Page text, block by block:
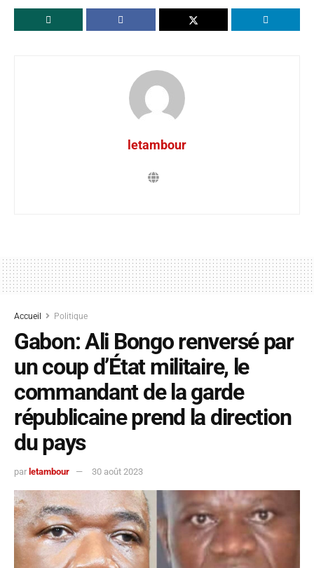
letambour
Accueil Politique
Gabon: Ali Bongo renversé par
un coup d’État militaire, le
commandant de la garde
républicaine prend la direction
du pays
par letambour 30 août 2023